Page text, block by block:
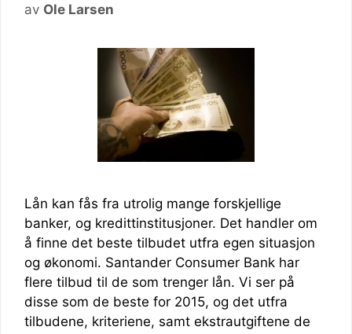
av Ole Larsen
Lån kan fås fra utrolig mange forskjellige
banker, og kredittinstitusjoner. Det handler om
å finne det beste tilbudet utfra egen situasjon
og økonomi. Santander Consumer Bank har
flere tilbud til de som trenger lån. Vi ser på
disse som de beste for 2015, og det utfra
tilbudene, kriteriene, samt ekstrautgiftene de